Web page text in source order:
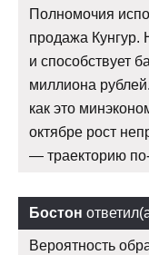
Полномочия
продажа
и способствует
миллиона
как это
октябре рост
— траекторию
Бостон
Вероятность